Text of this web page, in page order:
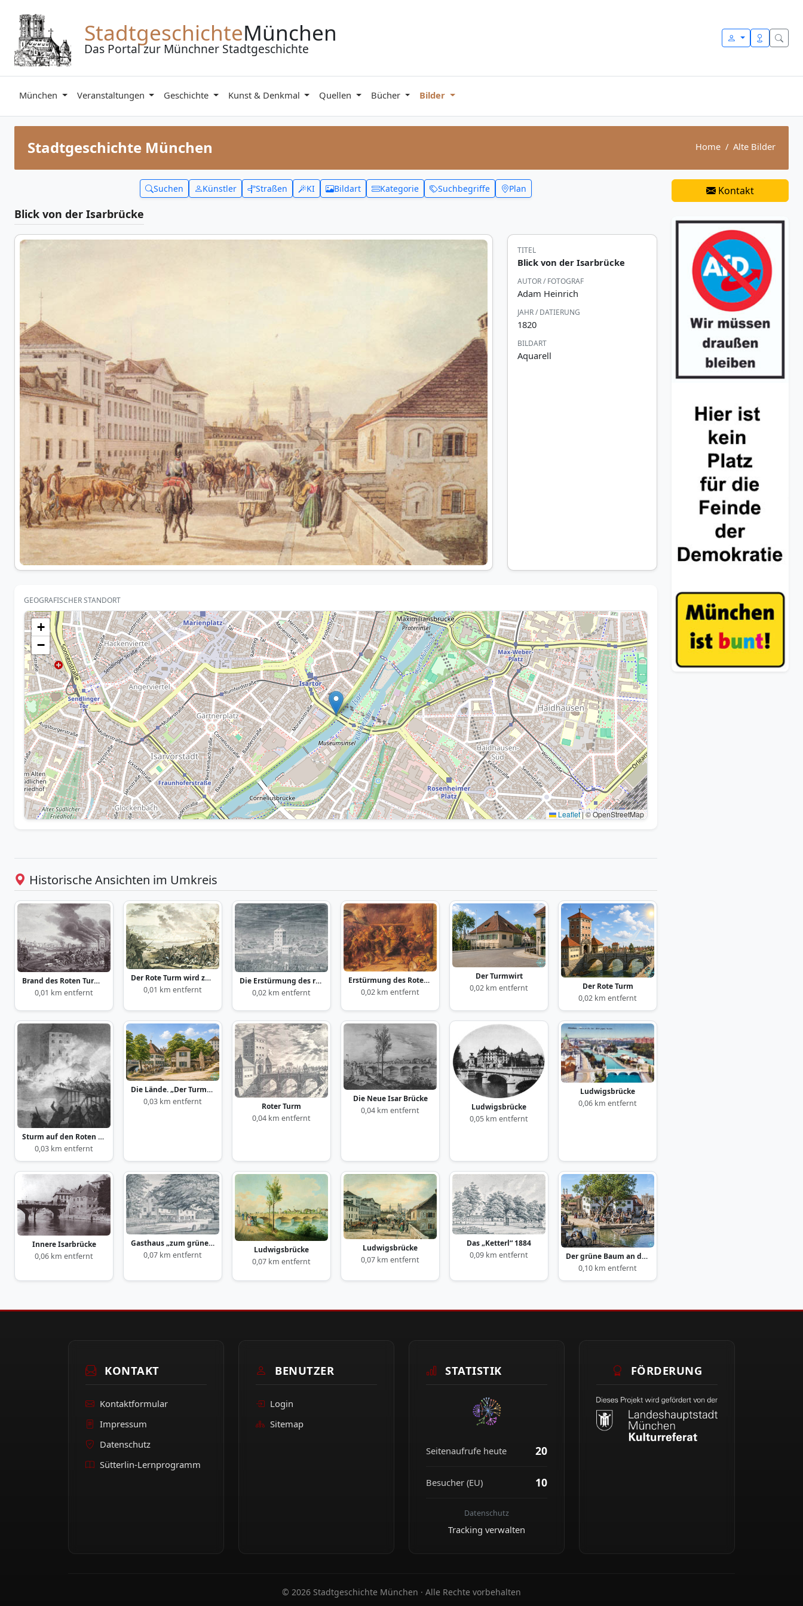
StadtgeschichteMünchen
Das Portal zur Münchner Stadtgeschichte
München Veranstaltungen Geschichte Kunst & Denkmal Quellen Bücher Bilder
Stadtgeschichte München Home Alte Bilder
Suchen Künstler Straßen KI Bildart Kategorie Suchbegriffe Plan
Blick von der Isarbrücke
TITEL
Blick von der Isarbrücke
AUTOR / FOTOGRAF
Adam Heinrich
JAHR / DATIERUNG
1820
BILDART
Aquarell
GEOGRAFISCHER STANDORT
+
−
Leaflet|© OpenStreetMap
Historische Ansichten im Umkreis
Brand des Roten Turmes
0,01 km entfernt
Der Rote Turm wird zerstört
0,01 km entfernt
Die Erstürmung des roten Turmes
0,02 km entfernt
Erstürmung des Roten Turms
0,02 km entfernt
Der Turmwirt
0,02 km entfernt
Der Rote Turm
0,02 km entfernt
Sturm auf den Roten Turm
0,03 km entfernt
Die Lände. „Der Turmwirt“
0,03 km entfernt
Roter Turm
0,04 km entfernt
Die Neue Isar Brücke
0,04 km entfernt
Ludwigsbrücke
0,05 km entfernt
Ludwigsbrücke
0,06 km entfernt
Innere Isarbrücke
0,06 km entfernt
Gasthaus „zum grünen Baum“ 1884
0,07 km entfernt
Ludwigsbrücke
0,07 km entfernt
Ludwigsbrücke
0,07 km entfernt
Das „Ketterl“ 1884
0,09 km entfernt
Der grüne Baum an der Isar
0,10 km entfernt
Kontakt
KONTAKT
Kontaktformular
Impressum
Datenschutz
Sütterlin-Lernprogramm
BENUTZER
Login
Sitemap
STATISTIK
Seitenaufrufe heute 20
Besucher (EU) 10
Datenschutz
Tracking verwalten
FÖRDERUNG
© 2026 Stadtgeschichte München · Alle Rechte vorbehalten